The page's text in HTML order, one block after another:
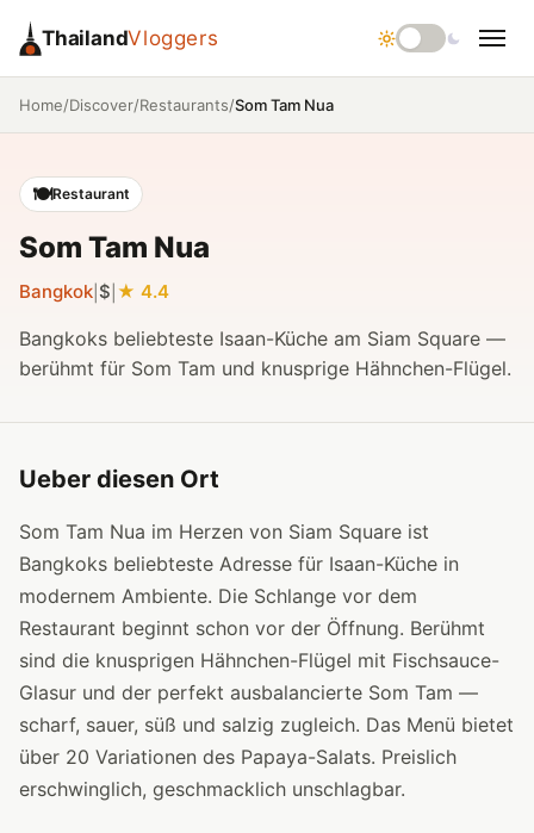
ThailandVloggers
Home/Discover/Restaurants/Som Tam Nua
🍽️Restaurant
Som Tam Nua
Bangkok $ 4.4
Bangkoks beliebteste Isaan-Küche am Siam Square —
berühmt für Som Tam und knusprige Hähnchen-Flügel.
Ueber diesen Ort
Som Tam Nua im Herzen von Siam Square ist
Bangkoks beliebteste Adresse für Isaan-Küche in
modernem Ambiente. Die Schlange vor dem
Restaurant beginnt schon vor der Öffnung. Berühmt
sind die knusprigen Hähnchen-Flügel mit Fischsauce-
Glasur und der perfekt ausbalancierte Som Tam —
scharf, sauer, süß und salzig zugleich. Das Menü bietet
über 20 Variationen des Papaya-Salats. Preislich
erschwinglich, geschmacklich unschlagbar.